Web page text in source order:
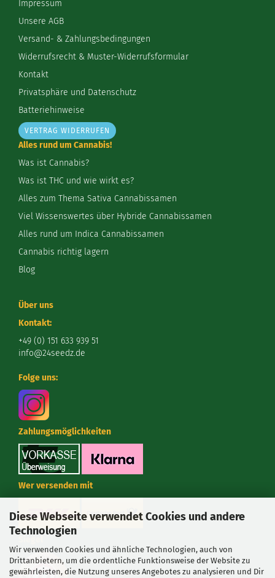
Diese Webseite verwendet Cookies und andere
Technologien
Wir verwenden Cookies und ähnliche Technologien, auch von
Drittanbietern, um die ordentliche Funktionsweise der Website zu
gewährleisten, die Nutzung unseres Angebotes zu analysieren und Dir
Impressum
Unsere AGB
Versand- & Zahlungsbedingungen
Widerrufsrecht & Muster-Widerrufsformular
Kontakt
Privatsphäre und Datenschutz
Batteriehinweise
VERTRAG WIDERRUFEN
Alles rund um Cannabis!
Was ist Cannabis?
Was ist THC und wie wirkt es?
Alles zum Thema Sativa Cannabissamen
Viel Wissenswertes über Hybride Cannabissamen
Alles rund um Indica Cannabissamen
Cannabis richtig lagern
Blog
Über uns
Kontakt:
+49 (0) 151 633 939 51
info@24seedz.de
Folge uns:
Zahlungsmöglichkeiten
Wer versenden mit